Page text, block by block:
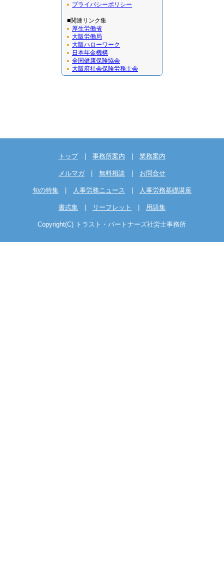
プライバシーポリシー
■関連リンク集
厚生労働省
大阪労働局
大阪ハローワーク
日本年金機構
全国健康保険協会
大阪府社会保険労務士会
トップ| 事務所案内 業務案内
メルマガ 無料相談 お問合せ
旬の特集 人事労務ニュース 人事労務基礎講座
書式集 リーフレット 用語集
Copyright(C) トラスト・パートナーズ社労士事務所